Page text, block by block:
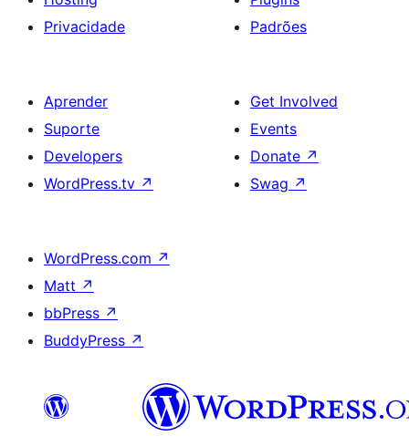
Privacidade
Padrões
Aprender
Suporte
Developers
WordPress.tv ↗
Get Involved
Events
Donate ↗
Swag ↗
WordPress.com ↗
Matt ↗
bbPress ↗
BuddyPress ↗